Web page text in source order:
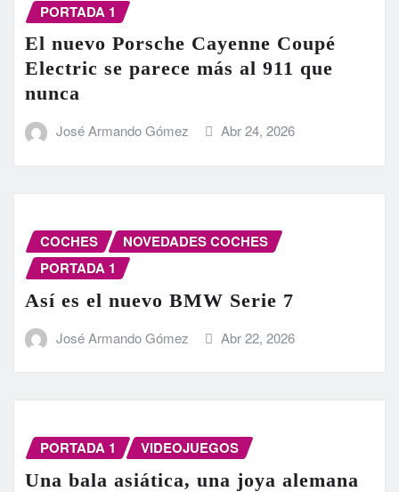
PORTADA 1
El nuevo Porsche Cayenne Coupé
Electric se parece más al 911 que
nunca
José Armando Gómez Abr 24, 2026
COCHES
NOVEDADES COCHES
PORTADA 1
Así es el nuevo BMW Serie 7
José Armando Gómez Abr 22, 2026
PORTADA 1 VIDEOJUEGOS
Una bala asiática, una joya alemana